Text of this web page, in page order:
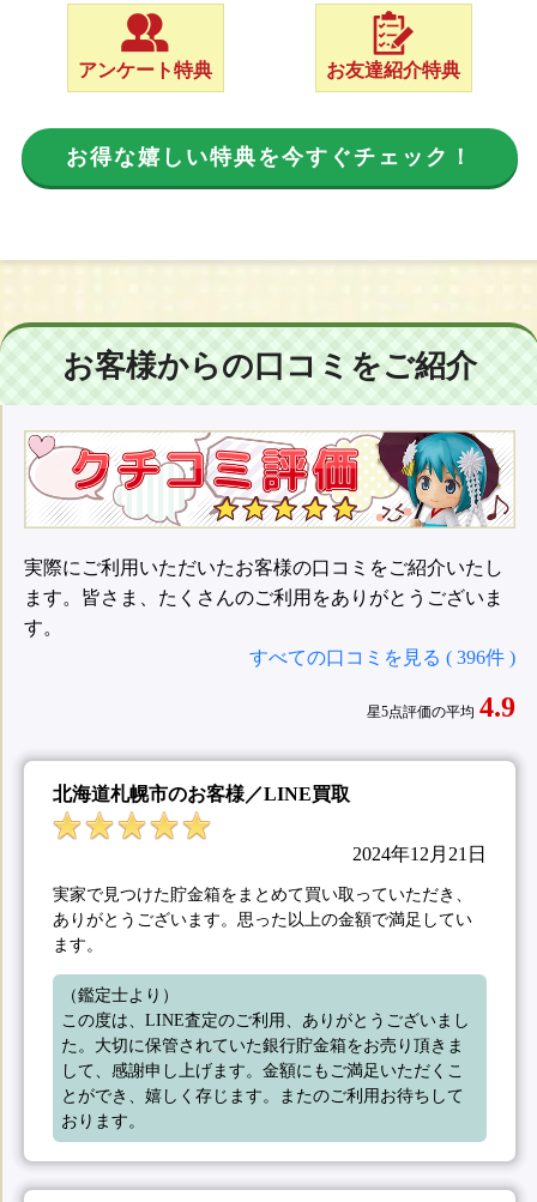
アンケート特典 お友達紹介特典
お得な嬉しい特典を今すぐチェック！
お客様からの口コミをご紹介
実際にご利用いただいたお客様の口コミをご紹介いたし
ます。皆さま、たくさんのご利用をありがとうございま
す。
すべての口コミを見る ( 396件 )
星5点評価の平均 4.9
北海道札幌市のお客様／LINE買取
2024年12月21日
実家で見つけた貯金箱をまとめて買い取っていただき、
ありがとうございます。思った以上の金額で満足してい
ます。
（鑑定士より）
この度は、LINE査定のご利用、ありがとうございまし
た。大切に保管されていた銀行貯金箱をお売り頂きま
して、感謝申し上げます。金額にもご満足いただくこ
とができ、嬉しく存じます。またのご利用お待ちして
おります。